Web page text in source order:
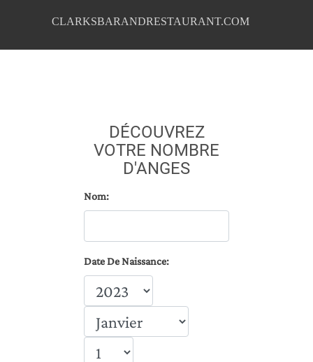
CLARKSBARANDRESTAURANT.COM
DÉCOUVREZ
VOTRE NOMBRE
D'ANGES
Nom:
Date De Naissance: